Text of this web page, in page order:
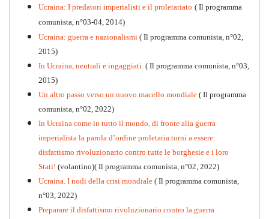
Kommunistisches Programm
PDF n°10 - 2026
Ucraina: I predatori imperialisti e il proletariato ( Il programma
comunista, n°03-04, 2014)
Ucraina: guerra e nazionalismi ( Il programma comunista, n°02,
2015)
In Ucraina, neutrali e ingaggiati ( Il programma comunista, n°03,
2015)
Un altro passo verso un nuovo macello mondiale ( Il programma
comunista, n°02, 2022)
In Ucraina come in tutto il mondo, di fronte alla guerra
imperialista la parola d’ordine proletaria torni a essere:
disfattismo rivoluzionario contro tutte le borghesie e i loro
Stati! (volantino)( Il programma comunista, n°02, 2022)
Ucraina. I nodi della crisi mondiale ( Il programma comunista,
n°03, 2022)
Preparare il disfattismo rivoluzionario contro la guerra